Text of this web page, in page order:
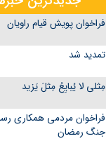
فراخوان پویش قیام راویان
تمدید شد
مِثلی لا یُبایِعُ مِثلَ یَزید
فراخوان مردمی همکاری
جنگ رمضان